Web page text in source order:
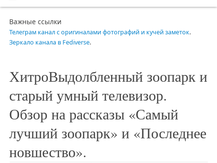
Важные ссылки
Телеграм канал с оригиналами фотографий и кучей заметок.
Зеркало канала в Fediverse.
ХитроВыдолбленный зоопарк и
старый умный телевизор.
Обзор на рассказы «Самый
лучший зоопарк» и «Последнее
новшество».